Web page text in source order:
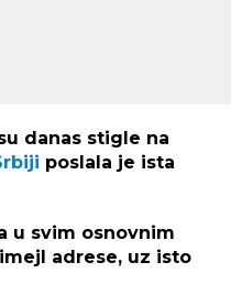
danas stigle na
poslala je ista
u svim osnovnim
adrese, uz isto